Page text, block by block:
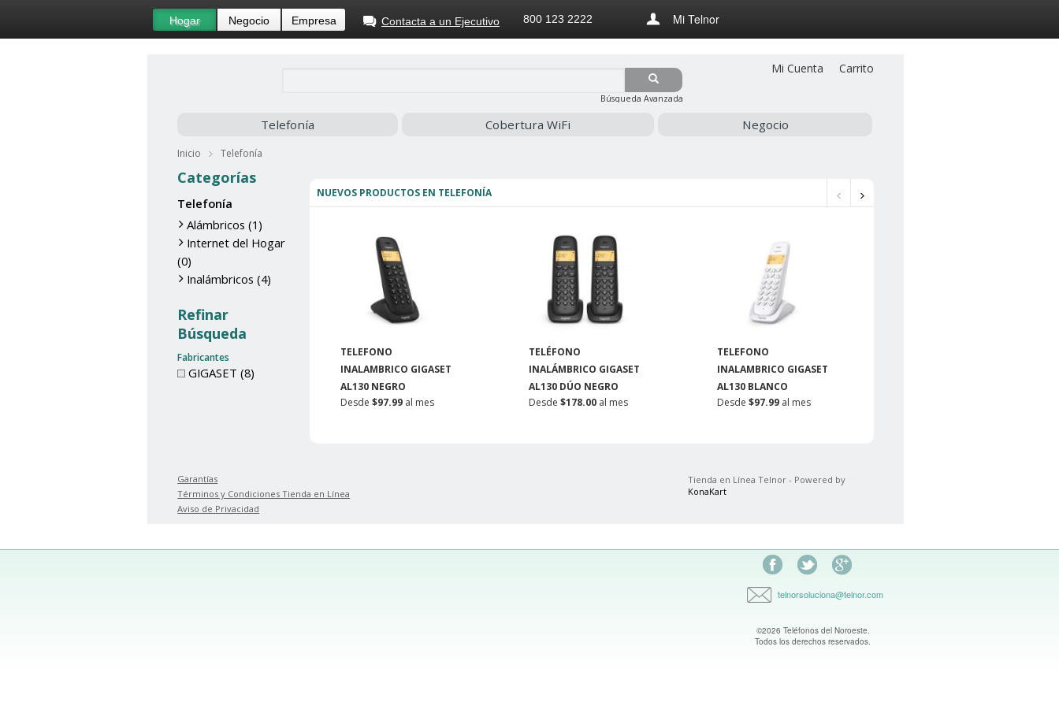
Hogar Negocio Empresa Contacta a un Ejecutivo 800 123 2222 Mi Telnor
Mi Cuenta Carrito
Búsqueda Avanzada
Telefonía Cobertura WiFi Negocio
Inicio Telefonía
Categorías
Telefonía
Alámbricos (1)
Internet del Hogar
(0)
Inalámbricos (4)
Refinar
Búsqueda
Fabricantes
GIGASET (8)
NUEVOS PRODUCTOS EN TELEFONÍA
TELEFONO
INALAMBRICO GIGASET
AL130 NEGRO
Desde$97.99 al mes
TELÉFONO
INALÁMBRICO GIGASET
AL130 DÚO NEGRO
Desde$178.00 al mes
TELEFONO
INALAMBRICO GIGASET
AL130 BLANCO
Desde$97.99 al mes
Garantías
Términos y Condiciones Tienda en Línea
Aviso de Privacidad
Tienda en Línea Telnor - Powered by
KonaKart
FacebookSíguenos en Twitter
telnorsoluciona@telnor.com
©2026 Teléfonos del Noroeste.
Todos los derechos reservados.